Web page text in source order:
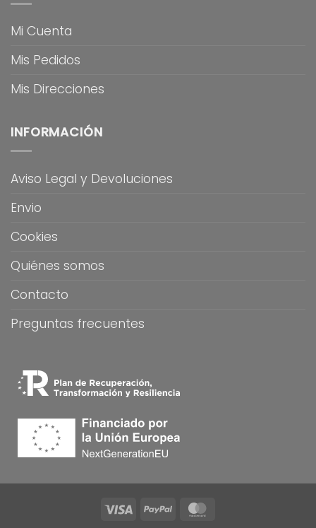
Mi Cuenta
Mis Pedidos
Mis Direcciones
INFORMACIÓN
Aviso Legal y Devoluciones
Envio
Cookies
Quiénes somos
Contacto
Preguntas frecuentes
Visa PayPal